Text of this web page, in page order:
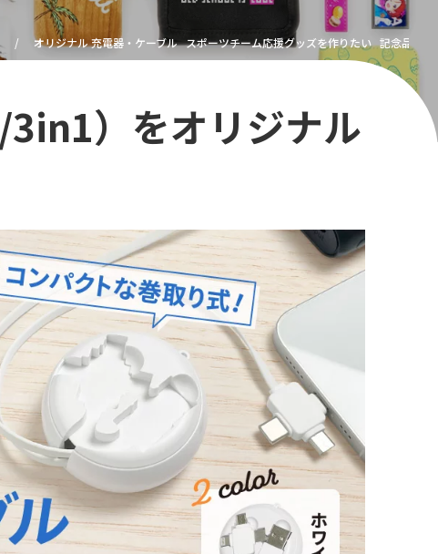
オリジナル 充電器・ケーブル スポーツチーム応援グッズを作りたい 記念品を作
）をオリジナル